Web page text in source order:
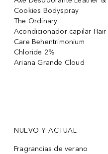
Cookies Bodyspray
The Ordinary
Acondicionador capilar Hair
Care Behentrimonium
Chloride 2%
Ariana Grande Cloud
NUEVO Y ACTUAL
Fragrancias de verano